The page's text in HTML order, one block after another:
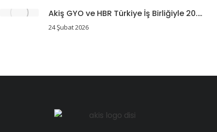
Akiş GYO ve HBR Türkiye İş Birliğiyle 20.…
24 Şubat 2026